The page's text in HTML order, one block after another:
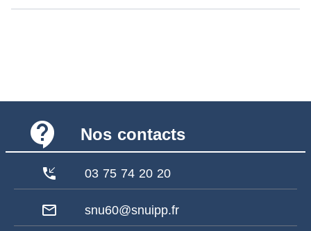
contact_support Nos contacts
phone_callback 03 75 74 20 20
mail_outline snu60@snuipp.fr